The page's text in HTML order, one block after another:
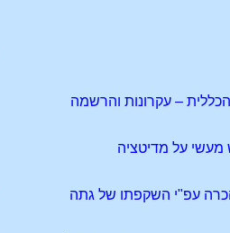
– עקרונות והרשמה
על מדיטציה
עפ"י השקפתו של גתה